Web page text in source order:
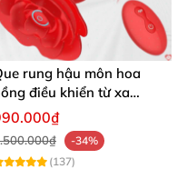
rung hậu môn hoa
điều khiển từ xa
đa điểm kích thích
-34%
(137)